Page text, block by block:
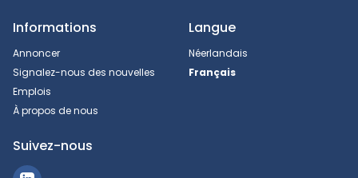
Informations
Annoncer
Signalez-nous des nouvelles
Emplois
À propos de nous
Langue
Néerlandais
Français
Suivez-nous